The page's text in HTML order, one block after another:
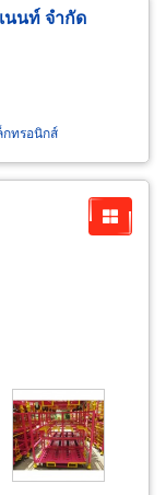
นท์ จำกัด
กทรอนิกส์